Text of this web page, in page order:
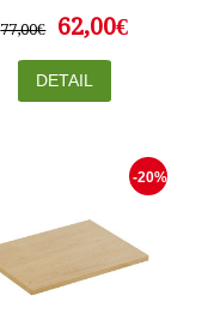
77,00€ 62,00€
DETAIL
-20%